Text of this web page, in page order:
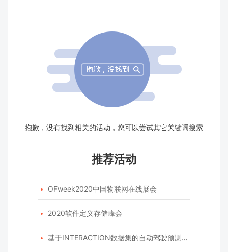
抱歉，没有找到相关的活动，您可以尝试其它关键词搜索
推荐活动
 OFweek2020中国物联网在线展会
 2020软件定义存储峰会
 基于INTERACTION数据集的自动驾驶预测模型挑战赛